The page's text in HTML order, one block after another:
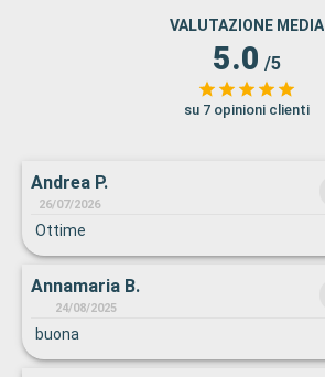
VALUTAZIONE MEDIA
5.0 /5
su 7 opinioni clienti
Andrea P.
26/07/2026
Ottime
Annamaria B.
24/08/2025
buona